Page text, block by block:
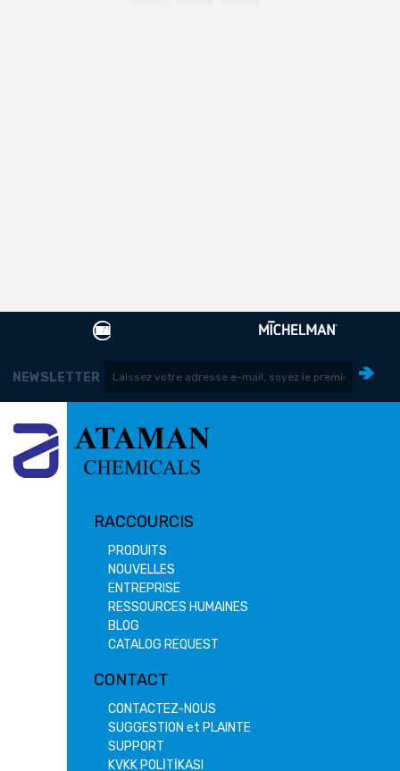
NEWSLETTER
RACCOURCIS
PRODUITS
NOUVELLES
ENTREPRISE
RESSOURCES HUMAINES
BLOG
CATALOG REQUEST
CONTACT
CONTACTEZ-NOUS
SUGGESTION et PLAINTE
SUPPORT
KVKK POLİTİKASI